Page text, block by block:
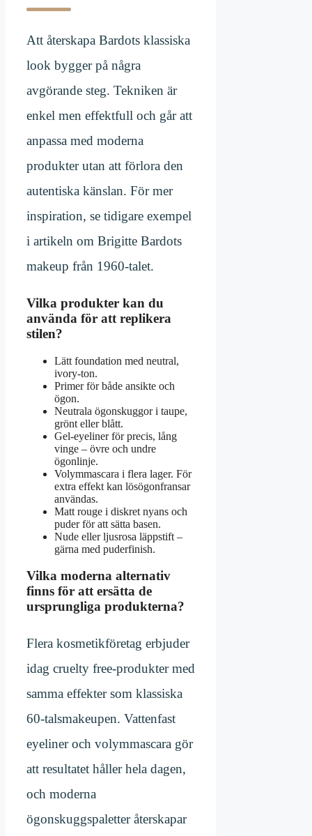
Att återskapa Bardots klassiska
look bygger på några
avgörande steg. Tekniken är
enkel men effektfull och går att
anpassa med moderna
produkter utan att förlora den
autentiska känslan. För mer
inspiration, se tidigare exempel
i artikeln om Brigitte Bardots
makeup från 1960-talet.
Vilka produkter kan du
använda för att replikera
stilen?
Lätt foundation med neutral,
ivory-ton.
Primer för både ansikte och
ögon.
Neutrala ögonskuggor i taupe,
grönt eller blått.
Gel-eyeliner för precis, lång
vinge – övre och undre
ögonlinje.
Volymmascara i flera lager. För
extra effekt kan lösögonfransar
användas.
Matt rouge i diskret nyans och
puder för att sätta basen.
Nude eller ljusrosa läppstift –
gärna med puderfinish.
Vilka moderna alternativ
finns för att ersätta de
ursprungliga produkterna?
Flera kosmetikföretag erbjuder
idag cruelty free-produkter med
samma effekter som klassiska
60-talsmakeupen. Vattenfast
eyeliner och volymmascara gör
att resultatet håller hela dagen,
och moderna
ögonskuggspaletter återskapar